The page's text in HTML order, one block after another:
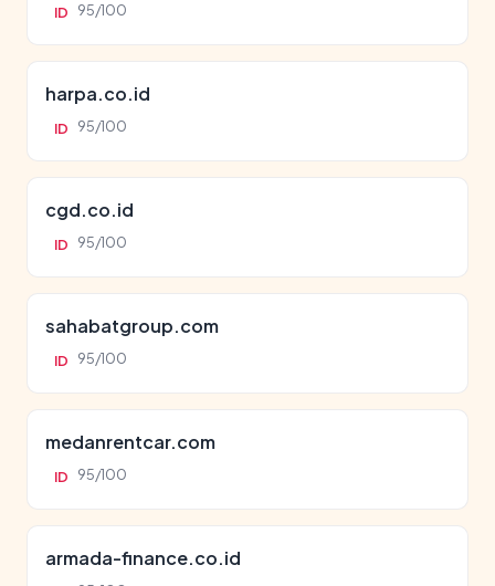
ID 95/100
harpa.co.id
ID 95/100
cgd.co.id
ID 95/100
sahabatgroup.com
ID 95/100
medanrentcar.com
ID 95/100
armada-finance.co.id